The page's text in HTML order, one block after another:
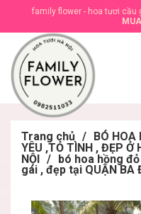
family flower - hoa tươi cầu
Trang chủ / BÓ HOA
YÊU ,TỎ TÌNH , ĐẸP Ở
NỘI / bó hoa hồng
gái , đẹp tại QUẬN BA